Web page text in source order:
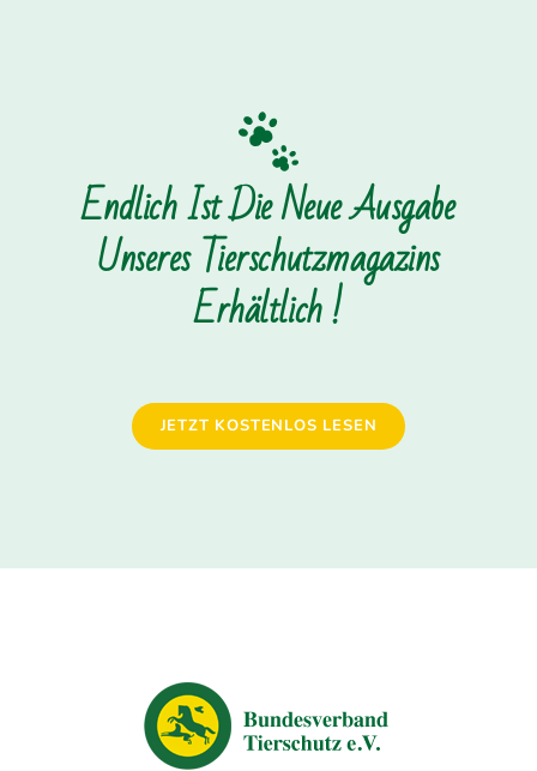
Endlich Ist Die Neue Ausgabe
Unseres Tierschutzmagazins
Erhältlich !
JETZT KOSTENLOS LESEN